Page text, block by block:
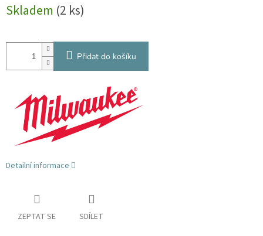
cena:
Skladem (2 ks)
Přidat do košíku
Detailní informace
ZEPTAT SE SDÍLET